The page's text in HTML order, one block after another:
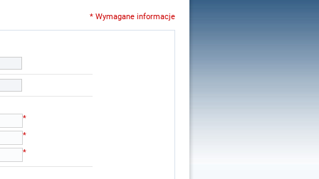
* Wymagane informacje
*
*
*